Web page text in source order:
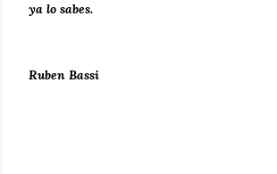
ya lo sabes.
Ruben Bassi